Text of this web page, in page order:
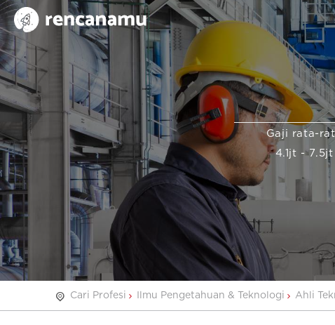
Gaji rata-
4.1jt - 7.5jt
Cari Profesi Ilmu Pengetahuan & Teknologi Ahli